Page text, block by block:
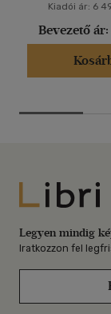
Kiadói ár: 6
Bevezető ár:
Legyen mindig
Iratkozzon fel